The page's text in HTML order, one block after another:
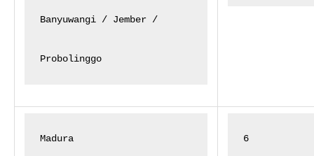
Banyuwangi / Jember /
Probolinggo
Madura 6